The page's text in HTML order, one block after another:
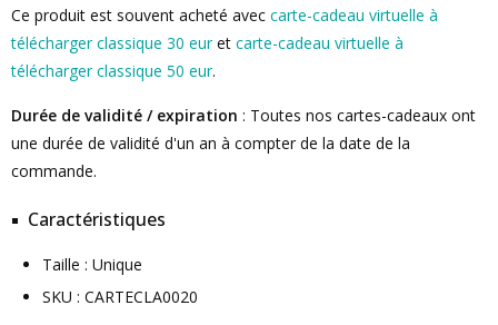
Ce produit est souvent acheté avec carte-cadeau virtuelle à
télécharger classique 30 euret carte-cadeau virtuelle à
télécharger classique 50 eur.
Durée de validité / expiration : Toutes nos cartes-cadeaux ont
une durée de validité d'un an à compter de la date de la
commande.
Caractéristiques
Taille : Unique
SKU : CARTECLA0020